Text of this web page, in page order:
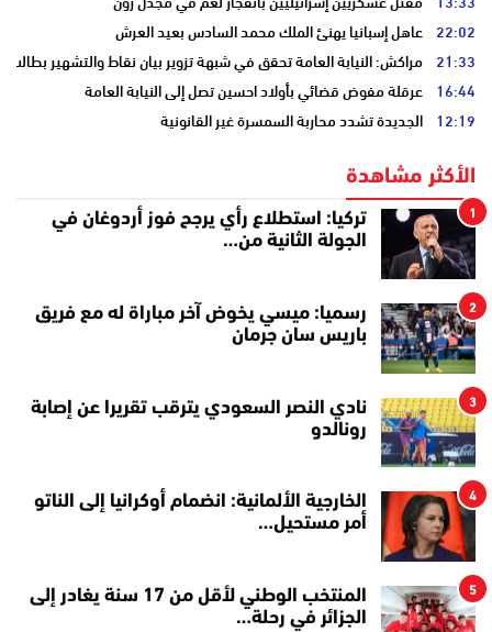
22:02 عاهل إسبانيا يهنئ الملك محمد السادس بعيد العرش
21:33 مراكش: النيابة العامة تحقق في شبهة تزوير بيان نقاط والتشهير بطالب
16:44 عرقلة مفوض قضائي بأولاد احسين تصل إلى النيابة العامة
12:19 الجديدة تشدد محاربة السمسرة غير القانونية
الأكثر مشاهدة
1
تركيا: استطلاع رأي يرجح فوز أردوغان في
الجولة الثانية من…
2
رسميا: ميسي يخوض آخر مباراة له مع فريق
باريس سان جرمان
3
نادي النصر السعودي يترقب تقريرا عن إصابة
رونالدو
4
الخارجية الألمانية: انضمام أوكرانيا إلى الناتو
أمر مستحيل…
5
المنتخب الوطني لأقل من 17 سنة يغادر إلى
الجزائر في رحلة…